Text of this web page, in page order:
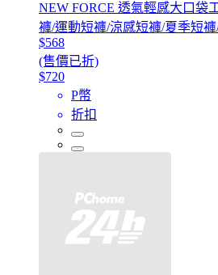
NEW FORCE 透氣輕感大口袋
褲/運動短褲/涼感短褲/夏季短
$568
(售價已折)
$720
P幣
折扣